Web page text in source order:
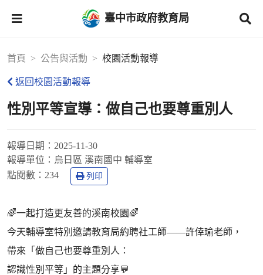
臺中市政府教育局
首頁 公告與活動 校園活動報導
返回校園活動報導
性別平等宣導：做自己也要尊重別人
報導日期： 2025-11-30
報導單位： 烏日區 溪南國中 輔導室
點閱數： 234 列印
🌈一起打造更友善的溪南校園🌈
今天輔導室特別邀請教育局約聘社工師——許倖瑜老師，
帶來「做自己也要尊重別人：
認識性別平等」的主題分享💬